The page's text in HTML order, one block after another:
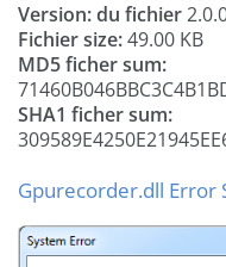
Version: du fichier
Fichier size:49.00 KB
MD5 ficher sum:
SHA1 ficher sum:
Gpurecorder.dll Error